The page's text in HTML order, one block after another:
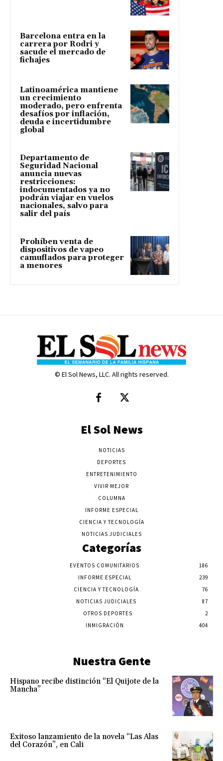
Barcelona entra en la
carrera por Rodri y
sacude el mercado de
fichajes
Latinoamérica mantiene
un crecimiento
moderado, pero enfrenta
desafíos por inflación,
deuda e incertidumbre
global
Departamento de
Seguridad Nacional
anuncia nuevas
restricciones:
indocumentados ya no
podrán viajar en vuelos
nacionales, salvo para
salir del país
Prohíben venta de
dispositivos de vapeo
camuflados para proteger
a menores
© El Sol News, LLC. All rights reserved.
El Sol News
NOTICIAS
DEPORTES
ENTRETENIMIENTO
VIVIR MEJOR
COLUMNA
INFORME ESPECIAL
CIENCIA Y TECNOLOGÍA
NOTICIAS JUDICIALES
Categorías
EVENTOS COMUNITARIOS
186
INFORME ESPECIAL
239
CIENCIA Y TECNOLOGÍA
76
NOTICIAS JUDICIALES
87
OTROS DEPORTES
2
INMIGRACIÓN
404
Nuestra Gente
Hispano recibe distinción “El Quijote de la
Mancha”
Exitoso lanzamiento de la novela “Las Alas
del Corazón”, en Cali